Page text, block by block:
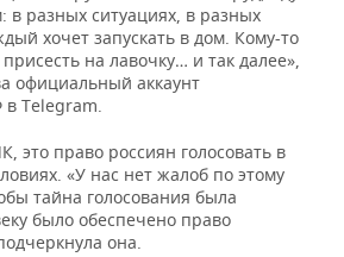
в разных ситуациях, в разных
хочет запускать в дом. Кому-то
на лавочку… и так далее»,
официальный аккаунт
Telegram.
это право россиян голосовать в
«У нас нет жалоб по этому
тайна голосования была
было обеспечено право
она.